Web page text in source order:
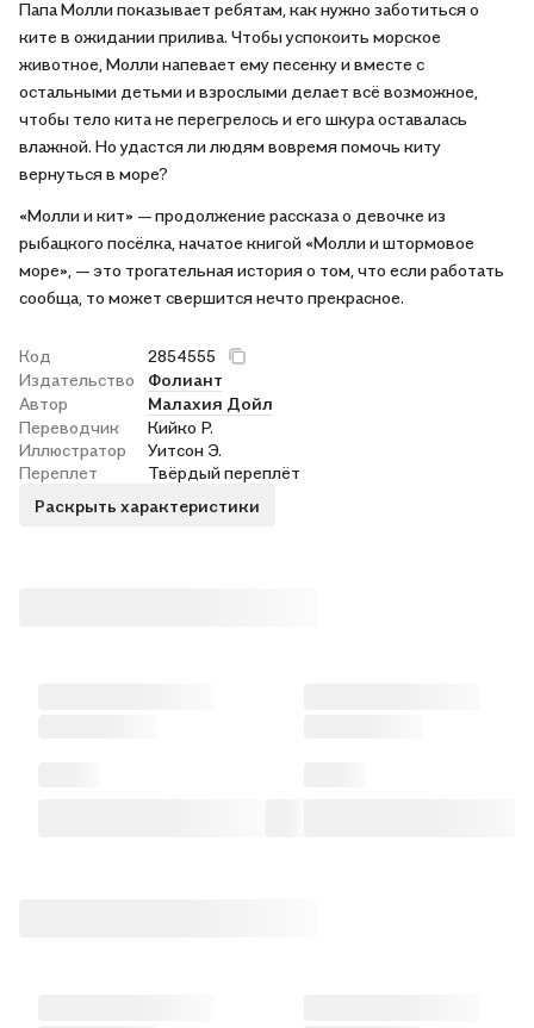
Папа Молли показывает ребятам, как нужно заботиться о
ките в ожидании прилива. Чтобы успокоить морское
животное, Молли напевает ему песенку и вместе с
остальными детьми и взрослыми делает всё возможное,
чтобы тело кита не перегрелось и его шкура оставалась
влажной. Но удастся ли людям вовремя помочь киту
вернуться в море?
«Молли и кит» — продолжение рассказа о девочке из
рыбацкого посёлка, начатое книгой «Молли и штормовое
море», — это трогательная история о том, что если работать
сообща, то может свершится нечто прекрасное.
Код
2854555
Издательство
Фолиант
Автор
Малахия Дойл
Переводчик
Кийко Р.
Иллюстратор
Уитсон Э.
Переплет
Твёрдый переплёт
Раскрыть характеристики